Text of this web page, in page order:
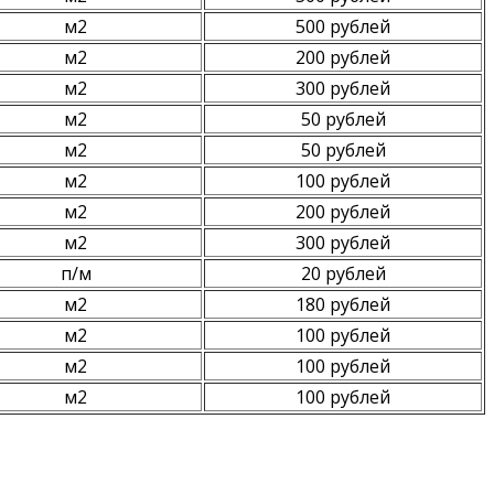
м2
500 рублей
м2
200 рублей
м2
300 рублей
м2
50 рублей
м2
50 рублей
м2
100 рублей
м2
200 рублей
м2
300 рублей
п/м
20 рублей
м2
180 рублей
м2
100 рублей
м2
100 рублей
м2
100 рублей